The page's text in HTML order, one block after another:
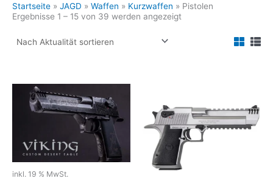
Startseite » JAGD » Waffen » Kurzwaffen » Pistolen
Ergebnisse 1 – 15 von 39 werden angezeigt
inkl. 19 % MwSt.